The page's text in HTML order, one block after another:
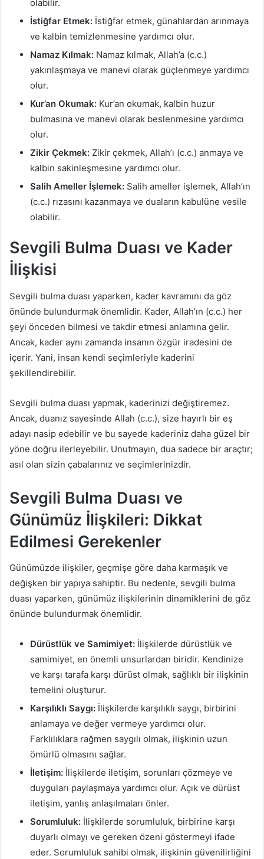
olabilir.
İstiğfar Etmek: İstiğfar etmek, günahlardan arınmaya
ve kalbin temizlenmesine yardımcı olur.
Namaz Kılmak: Namaz kılmak, Allah’a (c.c.)
yakınlaşmaya ve manevi olarak güçlenmeye yardımcı
olur.
Kur’an Okumak: Kur’an okumak, kalbin huzur
bulmasına ve manevi olarak beslenmesine yardımcı
olur.
Zikir Çekmek: Zikir çekmek, Allah’ı (c.c.) anmaya ve
kalbin sakinleşmesine yardımcı olur.
Salih Ameller İşlemek: Salih ameller işlemek, Allah’ın
(c.c.) rızasını kazanmaya ve duaların kabulüne vesile
olabilir.
Sevgili Bulma Duası ve Kader
İlişkisi
Sevgili bulma duası yaparken, kader kavramını da göz
önünde bulundurmak önemlidir. Kader, Allah’ın (c.c.) her
şeyi önceden bilmesi ve takdir etmesi anlamına gelir.
Ancak, kader aynı zamanda insanın özgür iradesini de
içerir. Yani, insan kendi seçimleriyle kaderini
şekillendirebilir.
Sevgili bulma duası yapmak, kaderinizi değiştiremez.
Ancak, duanız sayesinde Allah (c.c.), size hayırlı bir eş
adayı nasip edebilir ve bu sayede kaderiniz daha güzel bir
yöne doğru ilerleyebilir. Unutmayın, dua sadece bir araçtır;
asıl olan sizin çabalarınız ve seçimlerinizdir.
Sevgili Bulma Duası ve
Günümüz İlişkileri: Dikkat
Edilmesi Gerekenler
Günümüzde ilişkiler, geçmişe göre daha karmaşık ve
değişken bir yapıya sahiptir. Bu nedenle, sevgili bulma
duası yaparken, günümüz ilişkilerinin dinamiklerini de göz
önünde bulundurmak önemlidir.
Dürüstlük ve Samimiyet: İlişkilerde dürüstlük ve
samimiyet, en önemli unsurlardan biridir. Kendinize
ve karşı tarafa karşı dürüst olmak, sağlıklı bir ilişkinin
temelini oluşturur.
Karşılıklı Saygı: İlişkilerde karşılıklı saygı, birbirini
anlamaya ve değer vermeye yardımcı olur.
Farklılıklara rağmen saygılı olmak, ilişkinin uzun
ömürlü olmasını sağlar.
İletişim: İlişkilerde iletişim, sorunları çözmeye ve
duyguları paylaşmaya yardımcı olur. Açık ve dürüst
iletişim, yanlış anlaşılmaları önler.
Sorumluluk: İlişkilerde sorumluluk, birbirine karşı
duyarlı olmayı ve gereken özeni göstermeyi ifade
eder. Sorumluluk sahibi olmak, ilişkinin güvenilirliğini